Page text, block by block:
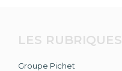
LES RUBRIQUES
Groupe Pichet